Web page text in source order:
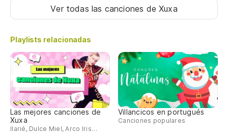
Ver todas las canciones de Xuxa
Playlists relacionadas
Las mejores canciones de
Xuxa
Ilarié, Dulce Miel, Arco Iris…
Villancicos en portugués
Canciones populares